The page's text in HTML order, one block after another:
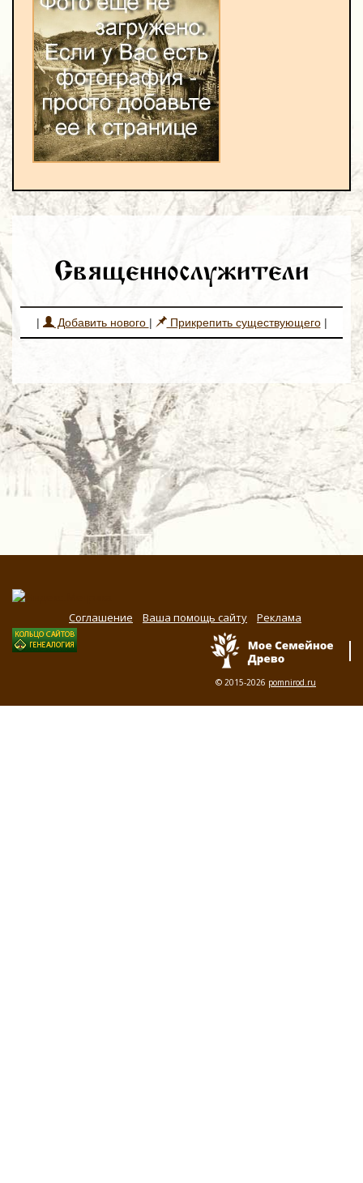
Священнослужители
| Добавить нового | Прикрепить существующего|
Соглашение Ваша помощь сайту Реклама
© 2015-2026 pomnirod.ru